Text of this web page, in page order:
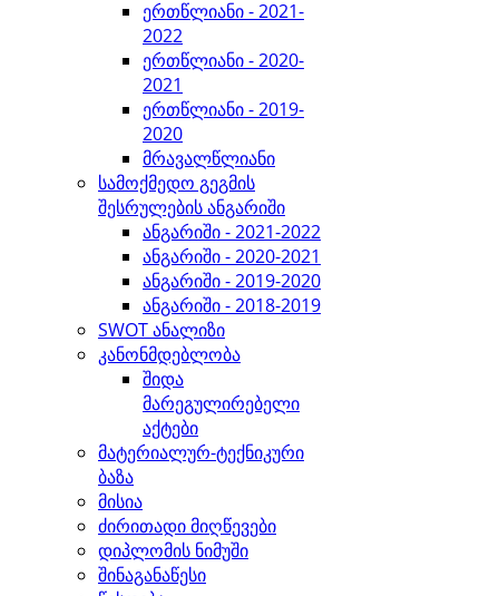
ერთწლიანი - 2021-
2022
ერთწლიანი - 2020-
2021
ერთწლიანი - 2019-
2020
მრავალწლიანი
სამოქმედო გეგმის
შესრულების ანგარიში
ანგარიში - 2021-2022
ანგარიში - 2020-2021
ანგარიში - 2019-2020
ანგარიში - 2018-2019
SWOT ანალიზი
კანონმდებლობა
შიდა
მარეგულირებელი
აქტები
მატერიალურ-ტექნიკური
ბაზა
მისია
ძირითადი მიღწევები
დიპლომის ნიმუში
შინაგანაწესი